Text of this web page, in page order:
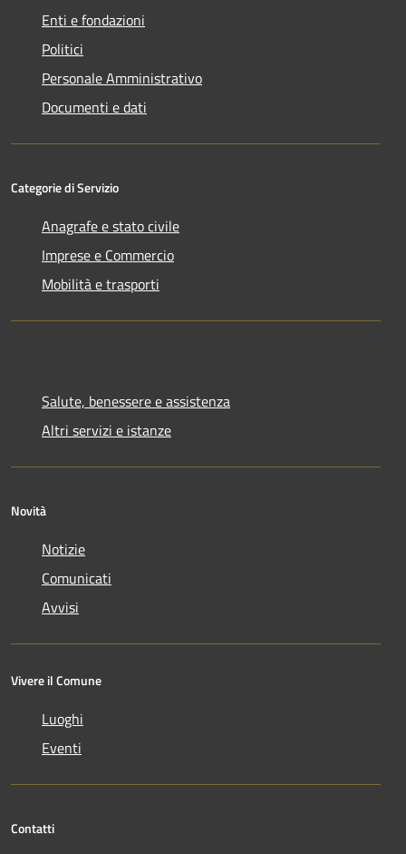
Enti e fondazioni
Politici
Personale Amministrativo
Documenti e dati
Categorie di Servizio
Anagrafe e stato civile
Imprese e Commercio
Mobilità e trasporti
Salute, benessere e assistenza
Altri servizi e istanze
Novità
Notizie
Comunicati
Avvisi
Vivere il Comune
Luoghi
Eventi
Contatti